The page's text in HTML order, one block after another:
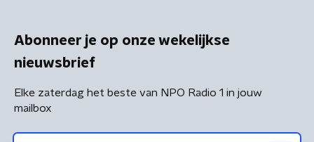
Abonneer je op onze wekelijkse
nieuwsbrief
Elke zaterdag het beste van NPO Radio 1 in jouw
mailbox